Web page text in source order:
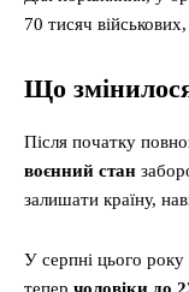
70 тисяч
Що
Після початку
воєнний стан
залишати країну,
У серпні цього